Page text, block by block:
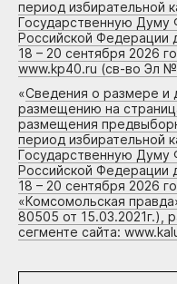
период избирательной
Государственную Думу
Российской Федерации
18 – 20 сентября 2026
www.kp40.ru (св-во Эл
«Сведения о размере и
размещению на
размещения
период избирательной
Государственную Думу
Российской Федерации
18 – 20 сентября 2026
«Комсомольская
80505 от 15.03.2021г.),
сегменте сайта: